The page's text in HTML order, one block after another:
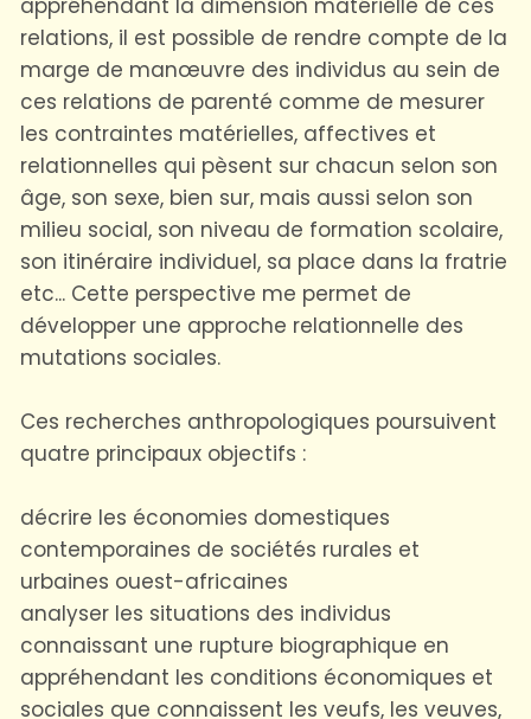
relations, il est possible de rendre compte de la
marge de manœuvre des individus au sein de
ces relations de parenté comme de mesurer
les contraintes matérielles, affectives et
relationnelles qui pèsent sur chacun selon son
âge, son sexe, bien sur, mais aussi selon son
milieu social, son niveau de formation scolaire,
son itinéraire individuel, sa place dans la fratrie
etc... Cette perspective me permet de
développer une approche relationnelle des
mutations sociales.
Ces recherches anthropologiques poursuivent
quatre principaux objectifs :
décrire les économies domestiques
contemporaines de sociétés rurales et
urbaines ouest-africaines
analyser les situations des individus
connaissant une rupture biographique en
appréhendant les conditions économiques et
sociales que connaissent les veufs, les veuves,